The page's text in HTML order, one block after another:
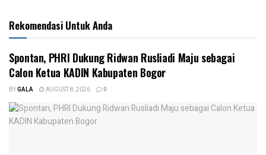
Rekomendasi Untuk Anda
Spontan, PHRI Dukung Ridwan Rusliadi Maju sebagai
Calon Ketua KADIN Kabupaten Bogor
BYGALA AUGUST 8, 2026 0